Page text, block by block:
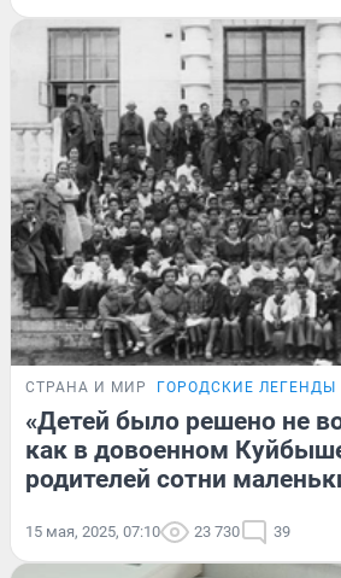
СТРАНА И МИР ГОРОДСКИЕ ЛЕГЕНДЫ
«Детей было решено не
как в довоенном
родителей сотни
15 мая, 2025, 07:10 23 730 39